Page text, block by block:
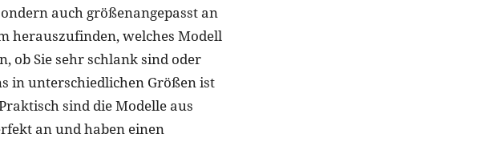
auch größenangepasst an
herauszufinden, welches Modell
ob Sie sehr schlank sind oder
in unterschiedlichen Größen ist
sind die Modelle aus
an und haben einen